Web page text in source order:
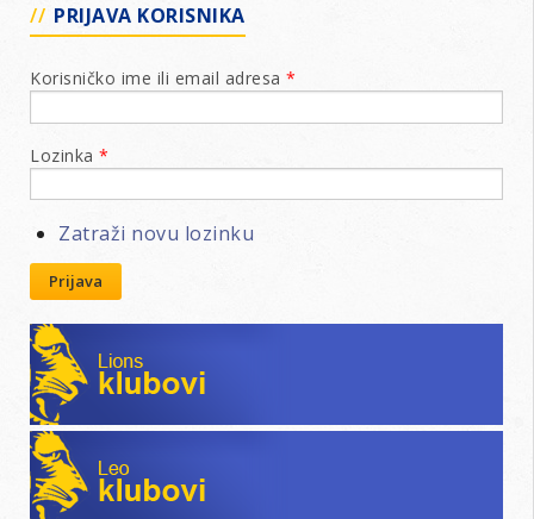
PRIJAVA KORISNIKA
Korisničko ime ili email adresa *
Lozinka *
Zatraži novu lozinku
Prijava
Lions klubovi
Leo klubovi